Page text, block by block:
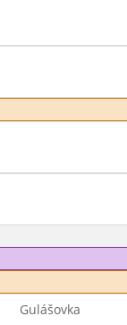
Gulášovka